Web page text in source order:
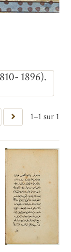
1896).
1–1 sur 1